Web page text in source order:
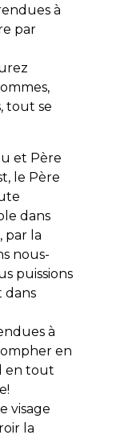
à
par
tout se
et Père
le Père
dans
par la
nous-
puissions
dans
à
en
en tout
visage
la